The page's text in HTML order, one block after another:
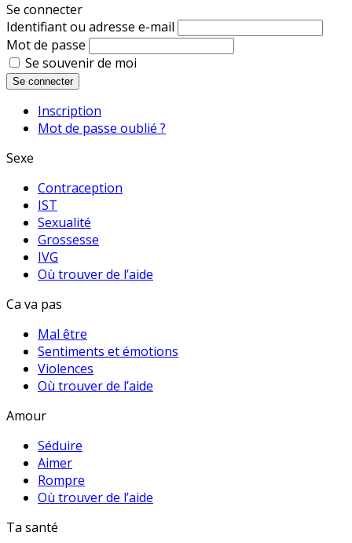
Se connecter
Identifiant ou adresse e-mail
Mot de passe
Se souvenir de moi
Se connecter
Inscription
Mot de passe oublié ?
Sexe
Contraception
IST
Sexualité
Grossesse
IVG
Où trouver de l’aide
Ca va pas
Mal être
Sentiments et émotions
Violences
Où trouver de l’aide
Amour
Séduire
Aimer
Rompre
Où trouver de l’aide
Ta santé